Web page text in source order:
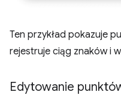
Ten przykład pokazuje
rejestruje ciąg znaków i
Edytowanie